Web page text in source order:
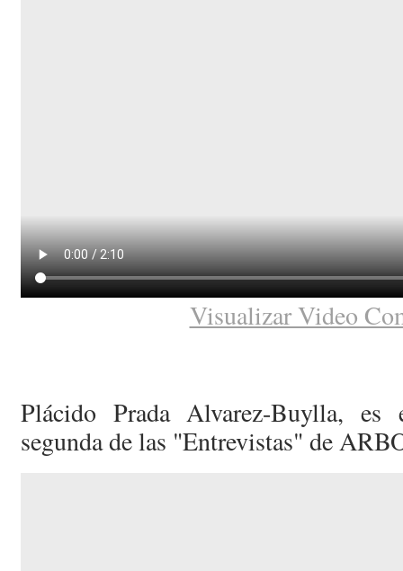
Visualizar Video
Plácido Prada Alvarez-Buylla,
segunda de las "Entrevistas" de